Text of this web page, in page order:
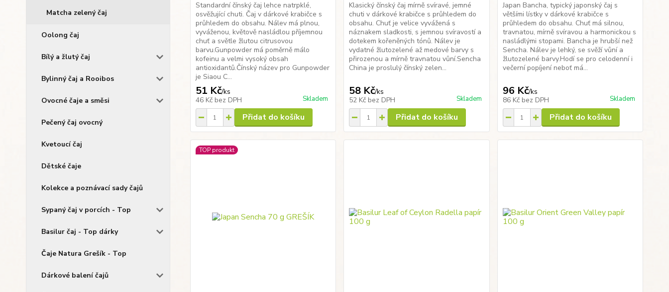
Matcha zelený čaj
Oolong čaj
Bílý a žlutý čaj
Bylinný čaj a Rooibos
Ovocné čaje a směsi
Pečený čaj ovocný
Kvetoucí čaj
Dětské čaje
Kolekce a poznávací sady čajů
Sypaný čaj v porcích - Top
Basilur čaj - Top dárky
Čaje Natura Grešík - Top
Dárkové balení čajů
Standardní čínský čaj lehce natrpklé,
osvěžující chuti. Čaj v dárkové krabičce s
průhledem do obsahu. Nálev má plnou,
vyváženou, květově nasládlou příjemnou
chuť a světle žlutou citrusovou
barvu.Gunpowder má poměrně málo
kofeinu a velmi vysoký obsah
antioxidantů.Čínský název pro Gunpowder
je Siaou C...
51 Kč/ks
46 Kč bez DPH Skladem
Přidat do košíku
Klasický čínský čaj mírně svíravé, jemné
chuti v dárkové krabičce s průhledem do
obsahu. Chuť je velice vyvážená s
náznakem sladkosti, s jemnou svíravostí a
dotekem kořeněných tónů. Nálev je
vydatné žlutozelené až medové barvy s
přirozenou a mírně travnatou vůní.Sencha
China je proslulý čínský zelen...
58 Kč/ks
52 Kč bez DPH Skladem
Přidat do košíku
Japan Bancha, typický japonský čaj s
většími lístky v dárkové krabičce s
průhledem do obsahu. Chuť má silnou,
travnatou, mírně svíravou a harmonickou s
nasládlými stopami. Bancha je hrubší než
Sencha. Nálev je lehký, se svěží vůní a
žlutozelené barvy.Hodí se pro celodenní i
večerní popíjení neboť má...
96 Kč/ks
86 Kč bez DPH Skladem
Přidat do košíku
TOP produkt